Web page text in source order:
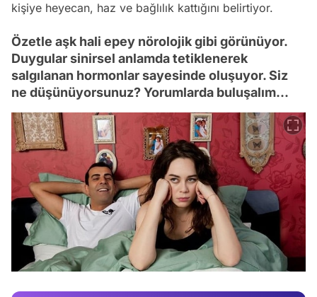
kişiye heyecan, haz ve bağlılık kattığını belirtiyor.
Özetle aşk hali epey nörolojik gibi görünüyor.
Duygular sinirsel anlamda tetiklenerek
salgılanan hormonlar sayesinde oluşuyor. Siz
ne düşünüyorsunuz? Yorumlarda buluşalım...
Video
Test
Gündem